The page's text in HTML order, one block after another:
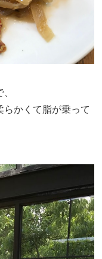
かくて脂が乗って